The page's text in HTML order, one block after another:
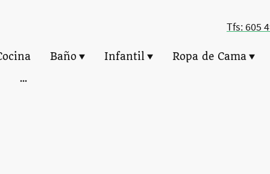
Tfs: 605
Baño Infantil Ropa de Cama